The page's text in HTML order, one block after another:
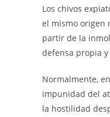
Los chivos
el mismo origen
partir de la
defensa propia
Normalmente,
impunidad del
la hostilidad